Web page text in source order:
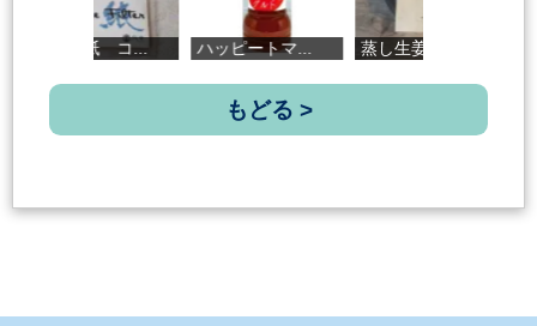
土佐和紙 コ... ハッピートマ... 蒸し生姜パウ...
もどる >